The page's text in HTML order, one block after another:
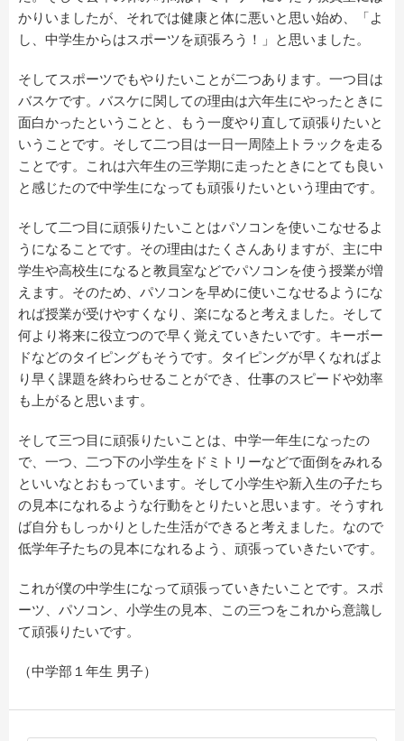
かりいましたが、それでは健康と体に悪いと思い始め、「よ
し、中学生からはスポーツを頑張ろう！」と思いました。
そしてスポーツでもやりたいことが二つあります。一つ目は
バスケです。バスケに関しての理由は六年生にやったときに
面白かったということと、もう一度やり直して頑張りたいと
いうことです。そして二つ目は一日一周陸上トラックを走る
ことです。これは六年生の三学期に走ったときにとても良い
と感じたので中学生になっても頑張りたいという理由です。
そして二つ目に頑張りたいことはパソコンを使いこなせるよ
うになることです。その理由はたくさんありますが、主に中
学生や高校生になると教員室などでパソコンを使う授業が増
えます。そのため、パソコンを早めに使いこなせるようにな
れば授業が受けやすくなり、楽になると考えました。そして
何より将来に役立つので早く覚えていきたいです。キーボー
ドなどのタイピングもそうです。タイピングが早くなればよ
り早く課題を終わらせることができ、仕事のスピードや効率
も上がると思います。
そして三つ目に頑張りたいことは、中学一年生になったの
で、一つ、二つ下の小学生をドミトリーなどで面倒をみれる
といいなとおもっています。そして小学生や新入生の子たち
の見本になれるような行動をとりたいと思います。そうすれ
ば自分もしっかりとした生活ができると考えました。なので
低学年子たちの見本になれるよう、頑張っていきたいです。
これが僕の中学生になって頑張っていきたいことです。スポ
ーツ、パソコン、小学生の見本、この三つをこれから意識し
て頑張りたいです。
（中学部１年生 男子）